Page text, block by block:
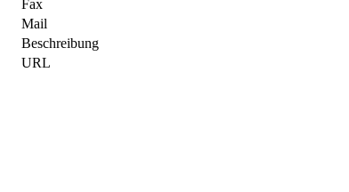
Fax
Mail
Beschreibung
URL